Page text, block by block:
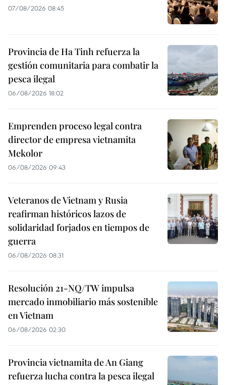
07/08/2026 08:45
Provincia de Ha Tinh refuerza la
gestión comunitaria para combatir la
pesca ilegal
06/08/2026 18:02
Emprenden proceso legal contra
director de empresa vietnamita
Mekolor
06/08/2026 09:43
Veteranos de Vietnam y Rusia
reafirman históricos lazos de
solidaridad forjados en tiempos de
guerra
06/08/2026 08:31
Resolución 21-NQ/TW impulsa
mercado inmobiliario más sostenible
en Vietnam
06/08/2026 02:30
Provincia vietnamita de An Giang
refuerza lucha contra la pesca ilegal